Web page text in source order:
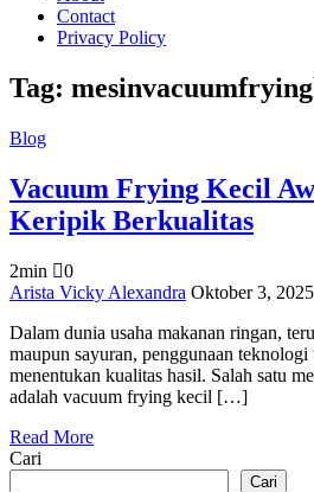
Contact
Privacy Policy
Tag:
Blog
Vacuum Frying Kecil
Keripik Berkualitas
2min
0
on
Frying
Kecil
Awet
untuk
Keripik
Berkualitas
Arista Vicky Alexandra Oktober 3, 2025
Dalam dunia usaha makanan ringan,
maupun sayuran, penggunaan teknologi
menentukan kualitas hasil. Salah satu
adalah vacuum frying kecil […]
Read More
Cari
Cari